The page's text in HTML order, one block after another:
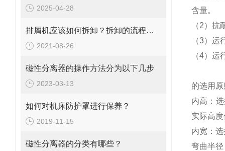
2025-04-28
排屑机应该如何拆卸？拆卸的流程你知道吗？
2021-08-26
磁性分离器的操作方法分为以下几步
2023-03-13
如何对机床防护罩进行保养？
2019-11-15
磁性分离器的分类有哪些？
含量。
（2）
（3）
（4）
的选
内高：
实际高
内宽：
弯曲半